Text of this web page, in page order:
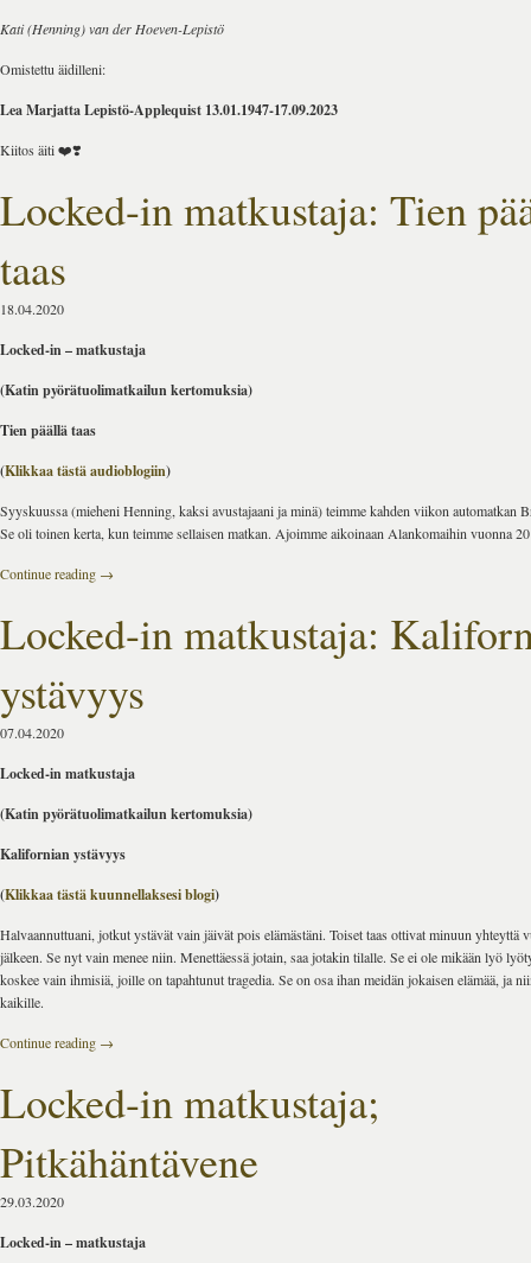
Kati (Henning) van der Hoeven-Lepistö
Omistettu äidilleni:
Lea Marjatta Lepistö-Applequist 13.01.1947-17.09.2023
Kiitos äiti ❤️❣️
Locked-in matkustaja: Tien
taas
18.04.2020
Locked-in – matkustaja
(Katin pyörätuolimatkailun kertomuksia)
Tien päällä taas
(Klikkaa tästä audioblogiin)
Syyskuussa (mieheni Henning, kaksi avustajaani ja minä) teimme kahden viikon automatkan
Se oli toinen kerta, kun teimme sellaisen matkan. Ajoimme aikoinaan Alankomaihin vuonna
Continue reading →
Locked-in matkustaja:
ystävyys
07.04.2020
Locked-in matkustaja
(Katin pyörätuolimatkailun kertomuksia)
Kalifornian ystävyys
(Klikkaa tästä kuunnellaksesi blogi)
Halvaannuttuani, jotkut ystävät vain jäivät pois elämästäni. Toiset taas ottivat minuun yhteyttä
jälkeen. Se nyt vain menee niin. Menettäessä jotain, saa jotakin tilalle. Se ei ole mikään lyö
koskee vain ihmisiä, joille on tapahtunut tragedia. Se on osa ihan meidän jokaisen elämää, ja
kaikille.
Continue reading →
Locked-in matkustaja;
Pitkähäntävene
29.03.2020
Locked-in – matkustaja